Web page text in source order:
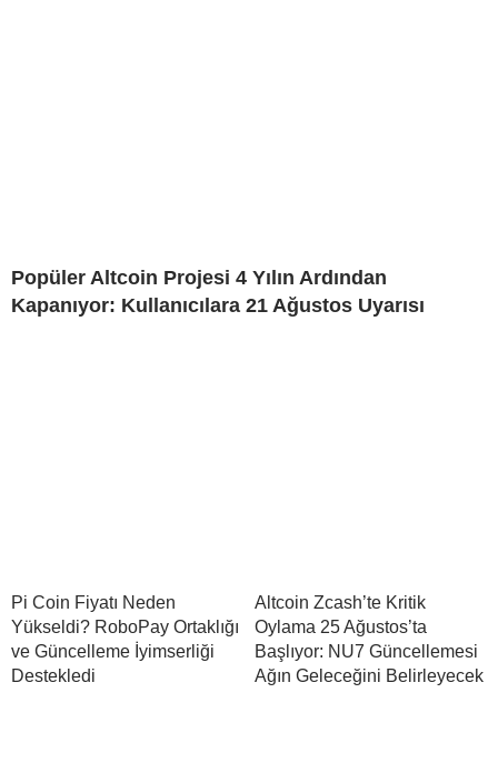
Popüler Altcoin Projesi 4 Yılın Ardından
Kapanıyor: Kullanıcılara 21 Ağustos Uyarısı
Pi Coin Fiyatı Neden
Yükseldi? RoboPay Ortaklığı
ve Güncelleme İyimserliği
Destekledi
Altcoin Zcash’te Kritik
Oylama 25 Ağustos’ta
Başlıyor: NU7 Güncellemesi
Ağın Geleceğini Belirleyecek